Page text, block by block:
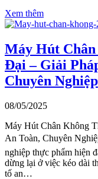
Xem thêm
Máy Hút
Đại – Giải
Chuyên Nghiệp
08/05/2025
Máy Hút Chân Không
An Toàn, Chuyên
nghiệp thực phẩm hiện
dừng lại ở việc kéo dài
tố an…